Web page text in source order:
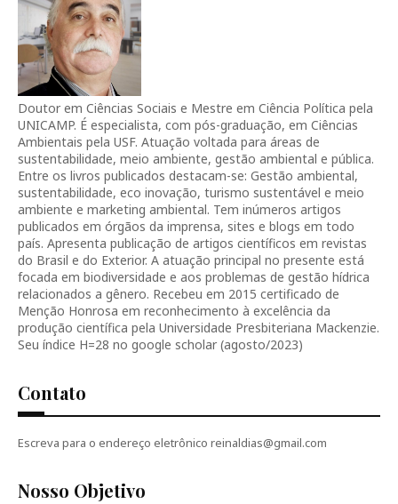
Doutor em Ciências Sociais e Mestre em Ciência Política pela
UNICAMP. É especialista, com pós-graduação, em Ciências
Ambientais pela USF. Atuação voltada para áreas de
sustentabilidade, meio ambiente, gestão ambiental e pública.
Entre os livros publicados destacam-se: Gestão ambiental,
sustentabilidade, eco inovação, turismo sustentável e meio
ambiente e marketing ambiental. Tem inúmeros artigos
publicados em órgãos da imprensa, sites e blogs em todo
país. Apresenta publicação de artigos científicos em revistas
do Brasil e do Exterior. A atuação principal no presente está
focada em biodiversidade e aos problemas de gestão hídrica
relacionados a gênero. Recebeu em 2015 certificado de
Menção Honrosa em reconhecimento à excelência da
produção científica pela Universidade Presbiteriana Mackenzie.
Seu índice H=28 no google scholar (agosto/2023)
Contato
Escreva para o endereço eletrônico reinaldias@gmail.com
Nosso Objetivo